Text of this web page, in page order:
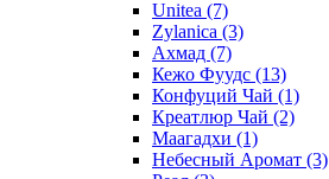
Unitea (7)
Zylanica (3)
Ахмад (7)
Кежо Фуудс (13)
Конфуций Чай (1)
Креатлюр Чай (2)
Маагадхи (1)
Небесный Аромат (3)